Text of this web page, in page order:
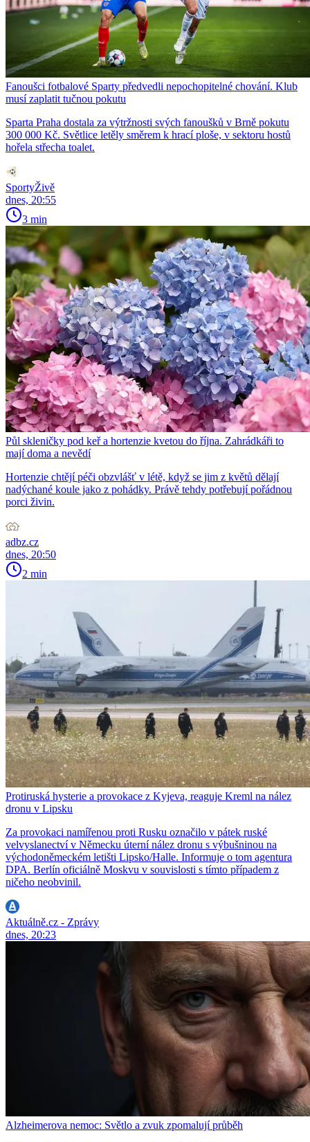
Fanoušci fotbalové Sparty předvedli nepochopitelné chování. Klub
musí zaplatit tučnou pokutu
Sparta Praha dostala za výtržnosti svých fanoušků v Brně pokutu
300 000 Kč. Světlice letěly směrem k hrací ploše, v sektoru hostů
hořela střecha toalet.
SportyŽivě
dnes, 20:55
3 min
Půl skleničky pod keř a hortenzie kvetou do října. Zahrádkáři to
mají doma a nevědí
Hortenzie chtějí péči obzvlášť v létě, když se jim z květů dělají
nadýchané koule jako z pohádky. Právě tehdy potřebují pořádnou
porci živin.
adbz.cz
dnes, 20:50
2 min
Protiruská hysterie a provokace z Kyjeva, reaguje Kreml na nález
dronu v Lipsku
Za provokaci namířenou proti Rusku označilo v pátek ruské
velvyslanectví v Německu úterní nález dronu s výbušninou na
východoněmeckém letišti Lipsko/Halle. Informuje o tom agentura
DPA. Berlín oficiálně Moskvu v souvislosti s tímto případem z
ničeho neobvinil.
Aktuálně.cz - Zprávy
dnes, 20:23
Alzheimerova nemoc: Světlo a zvuk zpomalují průběh